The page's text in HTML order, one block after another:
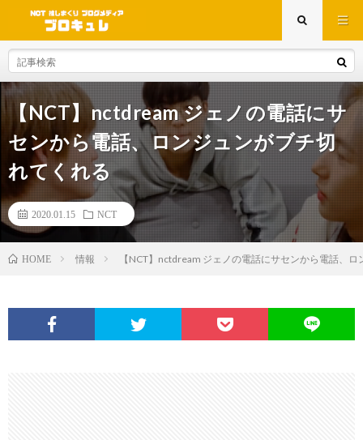
【NCT】nctdream ジェノの電話にサ
センから電話、ロンジュンがブチ切
れてくれる
2020.01.15 NCT
HOME 情報 【NCT】nctdream ジェノの電話にサセンから電話、